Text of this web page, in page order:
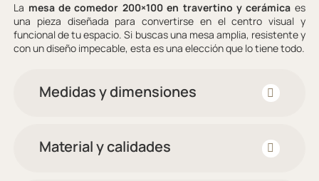
La mesa de comedor 200×100 en travertino y cerámica es
una pieza diseñada para convertirse en el centro visual y
funcional de tu espacio. Si buscas una mesa amplia, resistente y
con un diseño impecable, esta es una elección que lo tiene todo.
Medidas y dimensiones
Material y calidades